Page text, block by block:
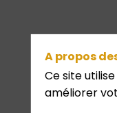
A propos
Ce site
améliorer